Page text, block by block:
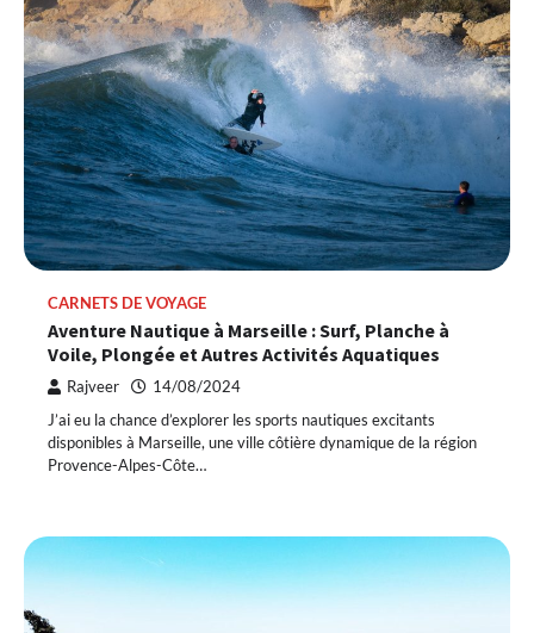
CARNETS DE VOYAGE
Aventure Nautique à Marseille : Surf, Planche à
Voile, Plongée et Autres Activités Aquatiques
Rajveer 14/08/2024
J’ai eu la chance d’explorer les sports nautiques excitants
disponibles à Marseille, une ville côtière dynamique de la région
Provence-Alpes-Côte…